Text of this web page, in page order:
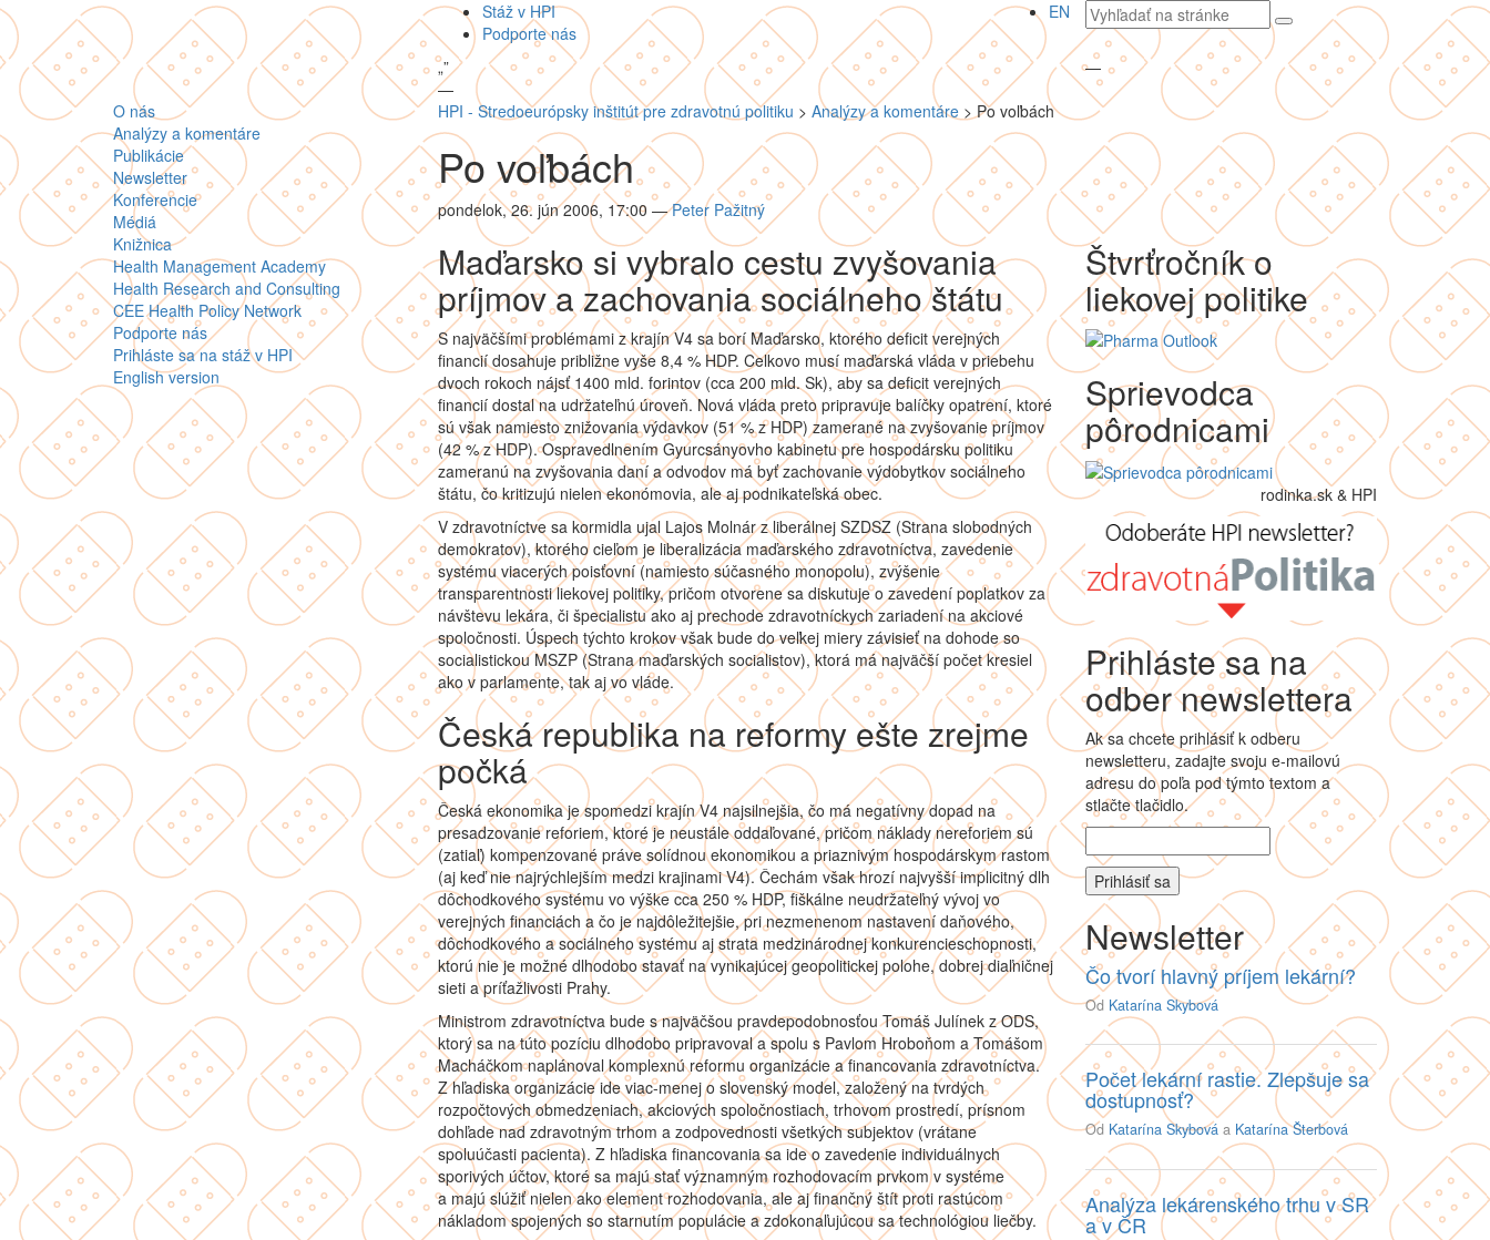
Stáž v HPI
Podporte nás
EN
Vyhľadávaný
text
„”
—
—
O nás
Analýzy a komentáre
Publikácie
Newsletter
Konferencie
Médiá
Knižnica
Health Management Academy
Health Research and Consulting
CEE Health Policy Network
Podporte nás
Prihláste sa na stáž v HPI
English version
HPI - Stredoeurópsky inštitút pre zdravotnú politiku > Analýzy a komentáre>Po voľbách
Po voľbách
pondelok, 26. jún 2006, 17:00 — Peter Pažitný
Maďarsko si vybralo cestu zvyšovania
príjmov a zachovania sociálneho štátu
S najväčšími problémami z krajín V4 sa borí Maďarsko, ktorého deficit verejných
financií dosahuje približne vyše 8,4 % HDP. Celkovo musí maďarská vláda v priebehu
dvoch rokoch nájsť 1400 mld. forintov (cca 200 mld. Sk), aby sa deficit verejných
financií dostal na udržateľnú úroveň. Nová vláda preto pripravuje balíčky opatrení, ktoré
sú však namiesto znižovania výdavkov (51 % z HDP) zamerané na zvyšovanie príjmov
(42 % z HDP). Ospravedlnením Gyurcsányovho kabinetu pre hospodársku politiku
zameranú na zvyšovania daní a odvodov má byť zachovanie výdobytkov sociálneho
štátu, čo kritizujú nielen ekonómovia, ale aj podnikateľská obec.
V zdravotníctve sa kormidla ujal Lajos Molnár z liberálnej SZDSZ (Strana slobodných
demokratov), ktorého cieľom je liberalizácia maďarského zdravotníctva, zavedenie
systému viacerých poisťovní (namiesto súčasného monopolu), zvýšenie
transparentnosti liekovej politiky, pričom otvorene sa diskutuje o zavedení poplatkov za
návštevu lekára, či špecialistu ako aj prechode zdravotníckych zariadení na akciové
spoločnosti. Úspech týchto krokov však bude do veľkej miery závisieť na dohode so
socialistickou MSZP (Strana maďarských socialistov), ktorá má najväčší počet kresiel
ako v parlamente, tak aj vo vláde.
Česká republika na reformy ešte zrejme
počká
Česká ekonomika je spomedzi krajín V4 najsilnejšia, čo má negatívny dopad na
presadzovanie reforiem, ktoré je neustále oddaľované, pričom náklady nereforiem sú
(zatiaľ) kompenzované práve solídnou ekonomikou a priaznivým hospodárskym rastom
(aj keď nie najrýchlejším medzi krajinami V4). Čechám však hrozí najvyšší implicitný dlh
dôchodkového systému vo výške cca 250 % HDP, fiškálne neudržateľný vývoj vo
verejných financiách a čo je najdôležitejšie, pri nezmenenom nastavení daňového,
dôchodkového a sociálneho systému aj strata medzinárodnej konkurencieschopnosti,
ktorú nie je možné dlhodobo stavať na vynikajúcej geopolitickej polohe, dobrej diaľničnej
sieti a príťažlivosti Prahy.
Ministrom zdravotníctva bude s najväčšou pravdepodobnosťou Tomáš Julínek z ODS,
ktorý sa na túto pozíciu dlhodobo pripravoval a spolu s Pavlom Hroboňom a Tomášom
Macháčkom naplánoval komplexnú reformu organizácie a financovania zdravotníctva.
Z hľadiska organizácie ide viac-menej o slovenský model, založený na tvrdých
rozpočtových obmedzeniach, akciových spoločnostiach, trhovom prostredí, prísnom
dohľade nad zdravotným trhom a zodpovednosti všetkých subjektov (vrátane
spoluúčasti pacienta). Z hľadiska financovania sa ide o zavedenie individuálnych
sporivých účtov, ktoré sa majú stať významným rozhodovacím prvkom v systéme
a majú slúžiť nielen ako element rozhodovania, ale aj finančný štít proti rastúcom
nákladom spojených so starnutím populácie a zdokonaľujúcou sa technológiou liečby.
Štvrťročník o
liekovej politike
Sprievodca
pôrodnicami
rodinka.sk & HPI
Prihláste sa na
odber newslettera
Ak sa chcete prihlásiť k odberu
newsletteru, zadajte svoju e-mailovú
adresu do poľa pod týmto textom a
stlačte tlačidlo.
Newsletter
Čo tvorí hlavný príjem lekární?
Od Katarína Skybová
Počet lekární rastie. Zlepšuje sa
dostupnosť?
Od Katarína Skybová a Katarína Šterbová
Analýza lekárenského trhu v SR
a v ČR